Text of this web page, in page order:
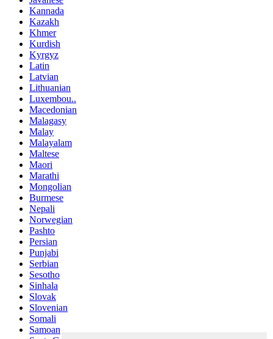
Kannada
Kazakh
Khmer
Kurdish
Kyrgyz
Latin
Latvian
Lithuanian
Luxembou..
Macedonian
Malagasy
Malay
Malayalam
Maltese
Maori
Marathi
Mongolian
Burmese
Nepali
Norwegian
Pashto
Persian
Punjabi
Serbian
Sesotho
Sinhala
Slovak
Slovenian
Somali
Samoan